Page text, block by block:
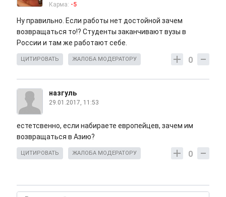
Карма: -5
Ну правильно. Если работы нет достойной зачем
возвращаться то!? Студенты заканчивают вузы в
России и там же работают себе.
0
ЦИТИРОВАТЬ ЖАЛОБА МОДЕРАТОРУ
назгуль
29.01.2017, 11:53
естетсвенно, если набираете европейцев, зачем им
возвращаться в Азию?
0
ЦИТИРОВАТЬ ЖАЛОБА МОДЕРАТОРУ